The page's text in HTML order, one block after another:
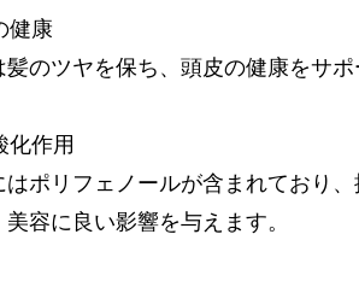
健康
髪のツヤを保ち、頭皮の健康をサポ
化作用
はポリフェノールが含まれており
美容に良い影響を与えます。